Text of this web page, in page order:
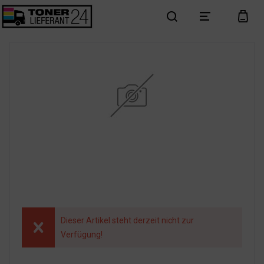
search menu cart
Dieser Artikel steht derzeit nicht zur
Verfügung!